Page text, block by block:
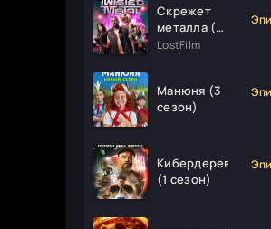
Скрежет
металла (1
сезон)
LostFilm
Манюня (3
сезон)
Кибердеревня
(1 сезон)